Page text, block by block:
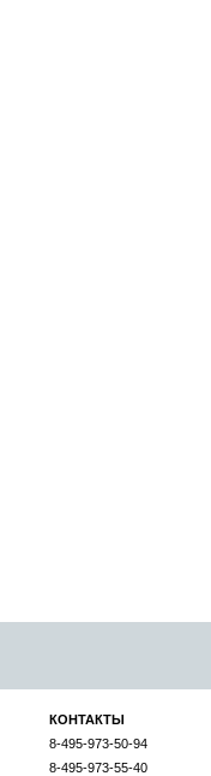
КОНТАКТЫ
8-495-973-50-94
8-495-973-55-40